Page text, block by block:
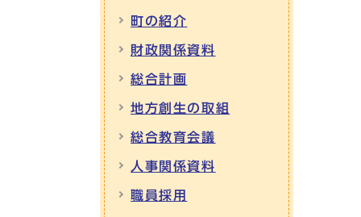
町の紹介
財政関係資料
総合計画
地方創生の取組
総合教育会議
人事関係資料
職員採用